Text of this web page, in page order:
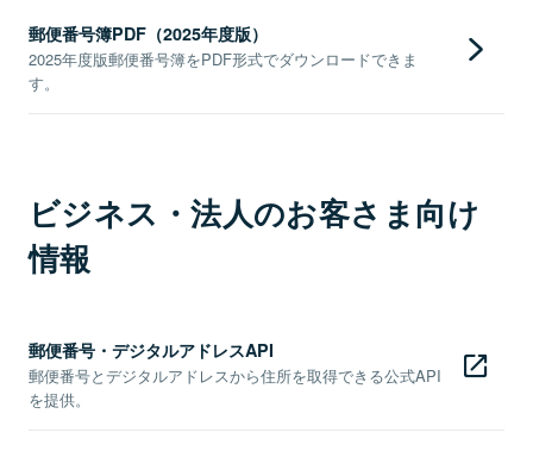
郵便番号簿PDF（2025年度版）
2025年度版郵便番号簿をPDF形式でダウンロードできま
す。
ビジネス・法人のお客さま向け
情報
郵便番号・デジタルアドレスAPI
郵便番号とデジタルアドレスから住所を取得できる公式API
を提供。